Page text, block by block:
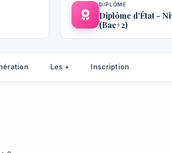
DIPLÔME
Diplôme d'État -
(Bac+2)
Les + Inscription